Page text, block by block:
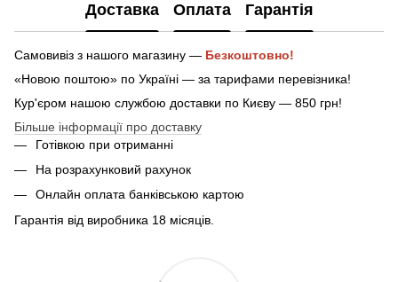
Доставка Оплата Гарантія
Самовивіз з нашого магазину — Безкоштовно!
«Новою поштою» по Україні — за тарифами перевізника!
Кур'єром нашою службою доставки по Києву — 850 грн!
Більше інформації про доставку
Готівкою при отриманні
На розрахунковий рахунок
Онлайн оплата банківською картою
Гарантія від виробника 18 місяців.